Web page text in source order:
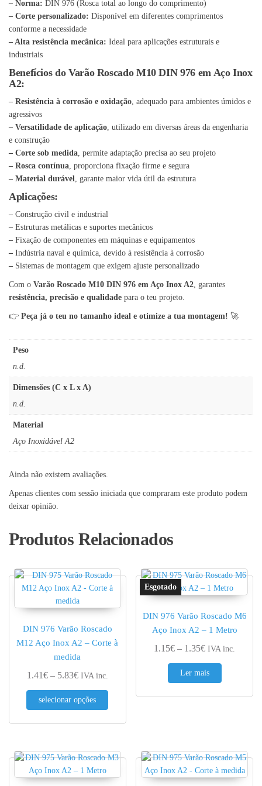
– Norma: DIN 976 (Rosca total ao longo do comprimento)
– Corte personalizado: Disponível em diferentes comprimentos
conforme a necessidade
– Alta resistência mecânica: Ideal para aplicações estruturais e
industriais
Benefícios do Varão Roscado M10 DIN 976 em Aço Inox
A2:
– Resistência à corrosão e oxidação, adequado para ambientes úmidos e
agressivos
– Versatilidade de aplicação, utilizado em diversas áreas da engenharia
e construção
– Corte sob medida, permite adaptação precisa ao seu projeto
– Rosca contínua, proporciona fixação firme e segura
– Material durável, garante maior vida útil da estrutura
Aplicações:
– Construção civil e industrial
– Estruturas metálicas e suportes mecânicos
– Fixação de componentes em máquinas e equipamentos
– Indústria naval e química, devido à resistência à corrosão
– Sistemas de montagem que exigem ajuste personalizado
Com o Varão Roscado M10 DIN 976 em Aço Inox A2, garantes
resistência, precisão e qualidade para o teu projeto.
👉 Peça já o teu no tamanho ideal e otimize a tua montagem! 🚀
Peso
n.d.
Dimensões (C x L x A)
n.d.
Material
Aço Inoxidável A2
Ainda não existem avaliações.
Apenas clientes com sessão iniciada que compraram este produto podem
deixar opinião.
Produtos Relacionados
DIN 976 Varão Roscado
M12 Aço Inox A2 – Corte à
medida
1.41€ – 5.83€Price range: 1.41€ through 5.83€
IVA inc.
selecionar opções
This product has multiple variants. The
DIN 976 Varão Roscado M6
Aço Inox A2 – 1 Metro
1.15€ – 1.35€Price range:
IVA inc.
Ler mais